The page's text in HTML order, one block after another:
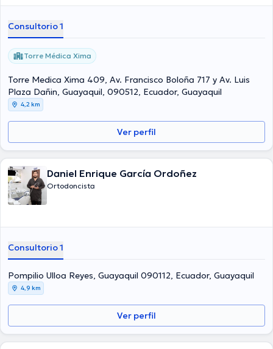
Consultorio 1
Torre Médica Xima
Torre Medica Xima 409, Av. Francisco Boloña 717 y Av. Luis
Plaza Dañin, Guayaquil, 090512, Ecuador, Guayaquil
4,2 km
Ver perfil
Daniel Enrique García Ordoñez
Ortodoncista
Consultorio 1
Pompilio Ulloa Reyes, Guayaquil 090112, Ecuador, Guayaquil
4,9 km
Ver perfil